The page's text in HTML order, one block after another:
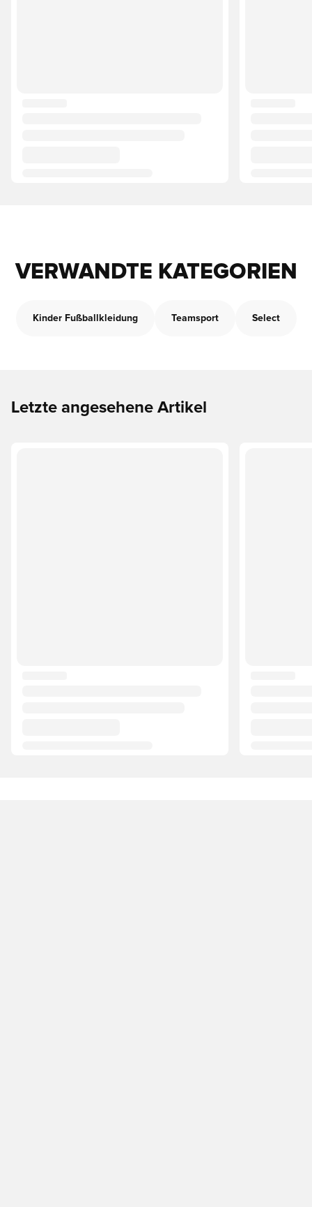
VERWANDTE KATEGORIEN
Kinder Fußballkleidung Teamsport Select
Letzte angesehene Artikel